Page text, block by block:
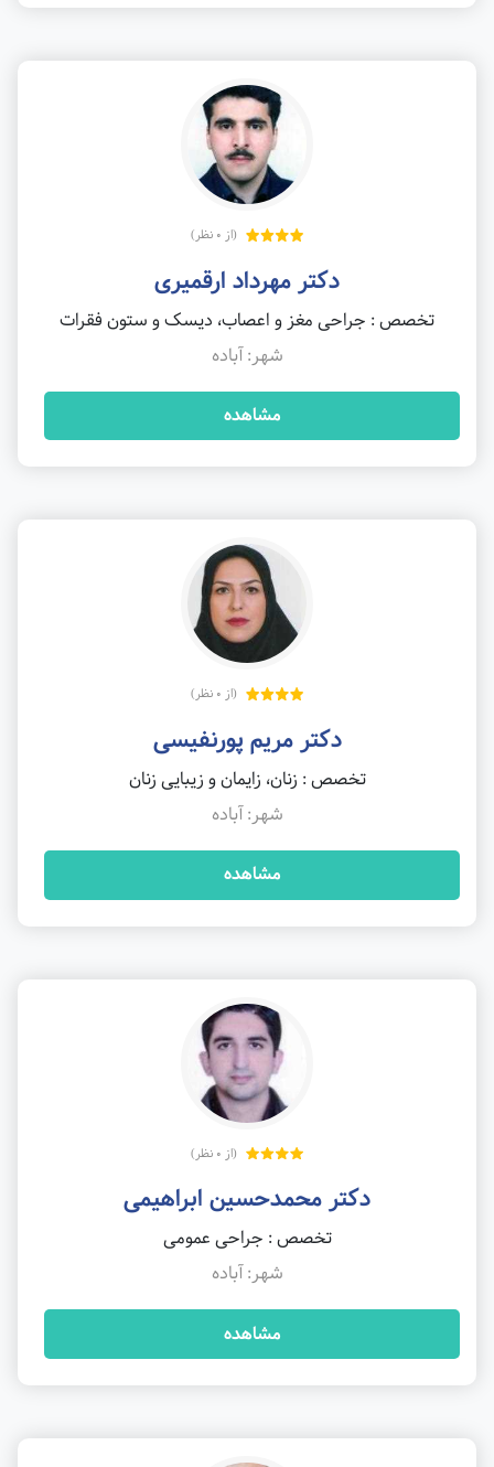
(از 0 نظر)
دکتر مهرداد ارقمیری
تخصص : جراحی مغز و اعصاب، دیسک و ستون فقرات
شهر: آباده
مشاهده
(از 0 نظر)
دکتر مریم پورنفیسی
تخصص : زنان، زایمان و زیبایی زنان
شهر: آباده
مشاهده
(از 0 نظر)
دکتر محمدحسین ابراهیمی
تخصص : جراحی عمومی
شهر: آباده
مشاهده